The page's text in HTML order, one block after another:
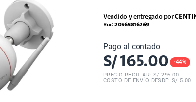
Vendido y entregado por
Ruc:20565816269
Pago al contado
S/165.00 -44%
PRECIO REGULAR: S/295.00
COSTO DE ENVÍO DESDE: S/ 5.00